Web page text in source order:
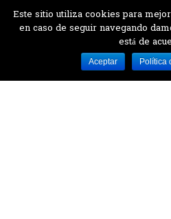
Desarrollado por MJTEC.
Este sitio utiliza cookies para
en caso de seguir navegando
está de
Aceptar Política